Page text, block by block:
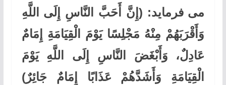
می فرماید: (إِنَّ أَحَبَّ النَّاسِ إِلَى اللَّهِ
وَأَقْرَبَهُمْ مِنْهُ مَجْلِسًا يَوْمَ الْقِيَامَةِ إِمَامٌ
عَادِلٌ، وَأَبْغَضَ النَّاسِ إِلَى اللَّهِ يَوْمَ
الْقِيَامَةِ وَأَشَدَّهُمْ عَذَابًا إِمَامٌ جَائِرٌ)